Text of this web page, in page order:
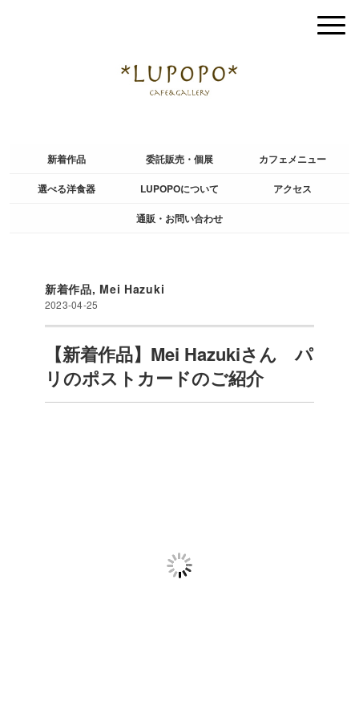
新着作品 委託販売・個展 カフェメニュー
選べる洋食器 LUPOPOについて アクセス
通販・お問い合わせ
新着作品, Mei Hazuki
2023-04-25
【新着作品】Mei Hazukiさん パ
リのポストカードのご紹介